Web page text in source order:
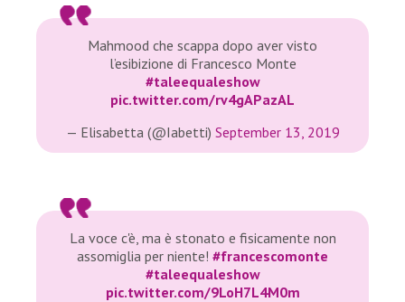
Mahmood che scappa dopo aver visto
l’esibizione di Francesco Monte
#taleequaleshow
pic.twitter.com/rv4gAPazAL
— Elisabetta (@Iabetti) September 13, 2019
La voce c'è, ma è stonato e fisicamente non
assomiglia per niente! #francescomonte
#taleequaleshow
pic.twitter.com/9LoH7L4M0m